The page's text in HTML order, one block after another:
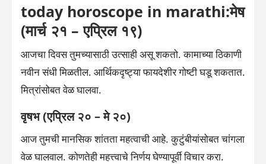
today horoscope in marathi:मेष
(मार्च २१ – एप्रिल १९)
आजचा दिवस तुमच्यासाठी उत्साही असू शकतो. कामाच्या ठिकाणी
नवीन संधी मिळतील. आर्थिकदृष्ट्या फायदेशीर गोष्टी घडू शकतात.
मित्रांसोबत वेळ घालवा.
वृषभ (एप्रिल २० – मे २०)
आज तुमची मानसिक शांतता महत्वाची आहे. कुटुंबीयांसोबत चांगला
वेळ घालवाल. कोणतेही महत्त्वाचे निर्णय घेण्यापूर्वी विचार करा.